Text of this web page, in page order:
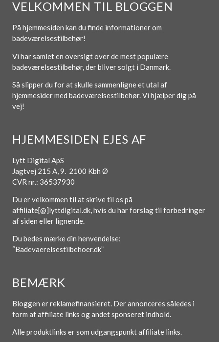
VELKOMMEN TIL BLOGGEN
På hjemmesiden kan du finde informationer om
badeværelsestilbehør!
Vi har samlet en oversigt over de mest populære
badeværelsestilbehør, der bliver solgt i Danmark.
Så slipper du for at skulle sammenligne et utal af
hjemmesider med badeværelsestilbehør. Vi hjælper dig på
vej!
HJEMMESIDEN EJES AF
Lytt Digital ApS
Jagtvej 215 A, 9. 2100 Kbh Ø
CVR nr.: 36537930
Du er velkommen til at skrive til os på
affiliate[@]lyttdigital.dk, hvis du har forslag til forbedringer
af siden eller lignende.
Du bedes mærke din henvendelse:
“Badevaerelsestilbehoer.dk”
BEMÆRK
Bloggen er reklamefinansieret. Der annonceres således i
form af affiliate links og andet sponseret indhold.
Alle produktlinks er som udgangspunkt affiliate links.